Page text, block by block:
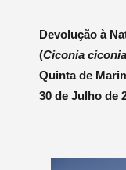
Devolução à
(Ciconia ciconia
Quinta de
30 de Julho de